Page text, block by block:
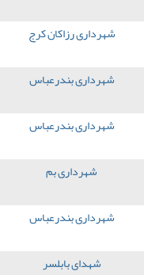
شهرداری بندرعباس
داماش گیلان
مناطق نفت خیز جنوب
شهرداری بندرعباس
نیروی زمینی تهران
شهرداری بندرعباس